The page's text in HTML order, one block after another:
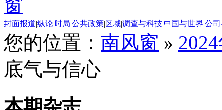
封面报道|纵论|时局|公共政策|区域|调查与科技|中国与世界|公
您的位置： 南风窗 »
底气与信心